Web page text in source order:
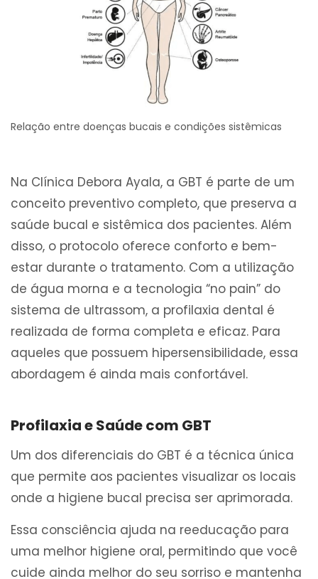
Relação entre doenças bucais e condições sistêmicas
Na Clínica Debora Ayala, a GBT é parte de um
conceito preventivo completo, que preserva a
saúde bucal e sistêmica dos pacientes. Além
disso, o protocolo oferece conforto e bem-
estar durante o tratamento. Com a utilização
de água morna e a tecnologia “no pain” do
sistema de ultrassom, a profilaxia dental é
realizada de forma completa e eficaz. Para
aqueles que possuem hipersensibilidade, essa
abordagem é ainda mais confortável.
Profilaxia e Saúde com GBT
Um dos diferenciais do GBT é a técnica única
que permite aos pacientes visualizar os locais
onde a higiene bucal precisa ser aprimorada.
Essa consciência ajuda na reeducação para
uma melhor higiene oral, permitindo que você
cuide ainda melhor do seu sorriso e mantenha